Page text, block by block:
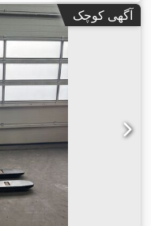
برقی, نوع دکل:تریپلکس,
, طول شاخک‌ها:۱٬۲۰۰ میلی‌متر
8 non marking
آگهی کوچک